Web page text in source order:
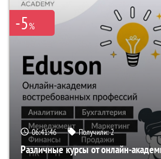
-5%
06:41:45 Получили:2
Различные курсы от онлайн-